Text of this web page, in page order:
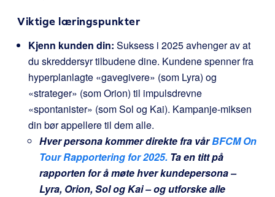
Viktige læringspunkter
Kjenn kunden din: Suksess i 2025 avhenger av at
du skreddersyr tilbudene dine. Kundene spenner fra
hyperplanlagte «gavegivere» (som Lyra) og
«strateger» (som Orion) til impulsdrevne
«spontanister» (som Sol og Kai). Kampanje-miksen
din bør appellere til dem alle.
Hver persona kommer direkte fra vårBFCM On
Tour Rapportering for 2025. Ta en titt på
rapporten for å møte hver kundepersona –
Lyra, Orion, Sol og Kai – og utforske alle